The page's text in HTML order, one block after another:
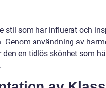
stil som har influerat och
Genom användning av
en tidlös skönhet som